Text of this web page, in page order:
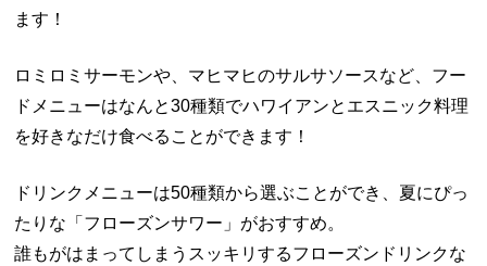
ます！
ロミロミサーモンや、マヒマヒのサルサソースなど、フー
ドメニューはなんと30種類でハワイアンとエスニック料理
を好きなだけ食べることができます！
ドリンクメニューは50種類から選ぶことができ、夏にぴっ
たりな「フローズンサワー」がおすすめ。
誰もがはまってしまうスッキリするフローズンドリンクな